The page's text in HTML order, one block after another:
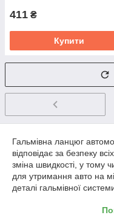
411 ₴
Купити
Гальмівна ланцюг
відповідає за безпеку
зміна швидкості, у тому
для утримання авто на
деталі гальмівної
Складнощів додає і той